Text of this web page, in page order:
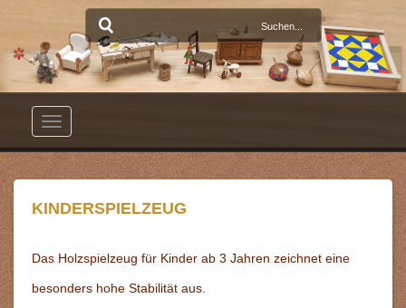
Toggle
KINDERSPIELZEUG
Das Holzspielzeug für Kinder ab 3 Jahren zeichnet eine
besonders hohe Stabilität aus.